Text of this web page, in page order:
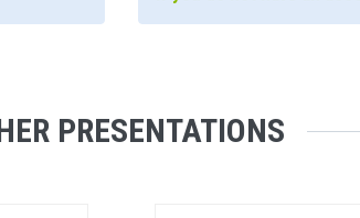
PRESENTATIONS